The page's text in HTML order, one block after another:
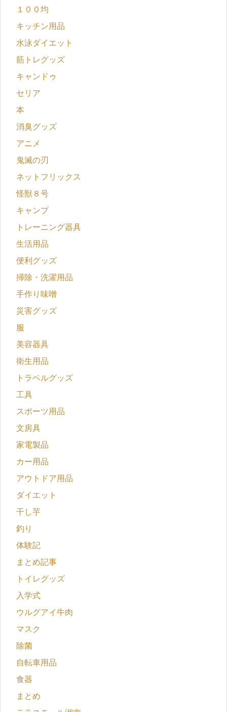
１００均
キッチン用品
水泳ダイエット
筋トレグッズ
キャンドゥ
セリア
本
消臭グッズ
アニメ
鬼滅の刃
ネットフリックス
怪獣８号
キャンプ
トレーニング器具
生活用品
便利グッズ
掃除・洗濯用品
手作り味噌
災害グッズ
服
美容器具
衛生用品
トラベルグッズ
工具
スポーツ用品
文房具
家電製品
カー用品
アウトドア用品
ダイエット
干し芋
釣り
体験記
まとめ記事
トイレグッズ
入学式
ウルグアイ牛肉
マスク
除菌
自転車用品
食器
まとめ